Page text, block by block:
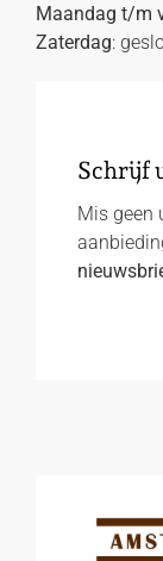
Maandag t/m
Zaterdag:
Schrijf
Mis geen